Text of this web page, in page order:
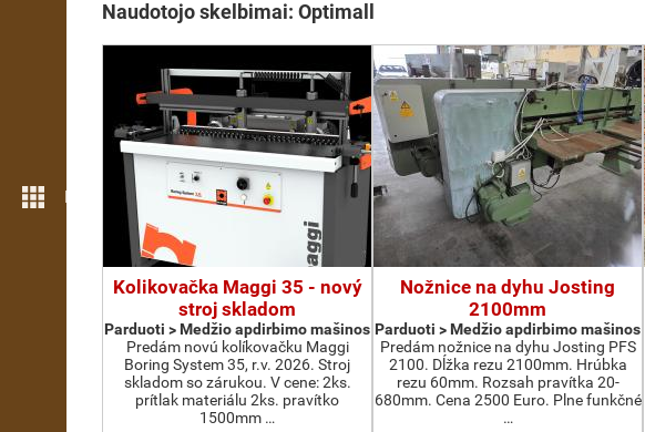
Daugiau funkcijų
Naudotojo skelbimai: Optimall
Kolikovačka Maggi 35 - nový
stroj skladom
Parduoti > Medžio apdirbimo mašinos
Predám novú kolíkovačku Maggi
Boring System 35, r.v. 2026. Stroj
skladom so zárukou. V cene: 2ks.
prítlak materiálu 2ks. pravítko
1500mm …
Nožnice na dyhu Josting
2100mm
Parduoti > Medžio apdirbimo mašinos
Predám nožnice na dyhu Josting PFS
2100. Dĺžka rezu 2100mm. Hrúbka
rezu 60mm. Rozsah pravítka 20-
680mm. Cena 2500 Euro. Plne funkčné
…